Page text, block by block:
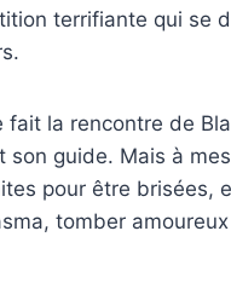
terrifiante qui se
fait la rencontre de
son guide. Mais à
pour être brisées,
tomber